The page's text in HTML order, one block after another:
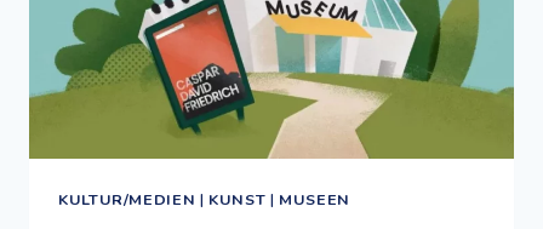
KULTUR/MEDIEN | KUNST | MUSEEN